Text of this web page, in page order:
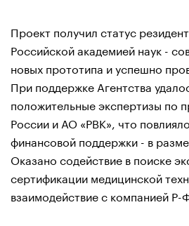
Проект получил статус
Российской академией наук -
новых прототипа и успешно
При поддержке Агентства
положительные экспертизы по
России и АО «РВК», что
финансовой поддержки - в
Оказано содействие в поиске
сертификации медицинской
взаимодействие с компанией Р-